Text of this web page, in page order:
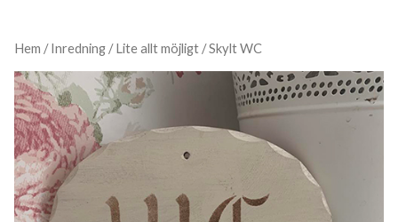
Hem /Inredning /Lite allt möjligt / Skylt WC